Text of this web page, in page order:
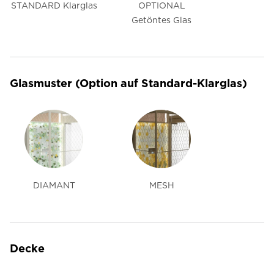
STANDARD Klarglas
OPTIONAL
Getöntes Glas
Glasmuster (Option auf Standard-Klarglas)
DIAMANT MESH
Decke